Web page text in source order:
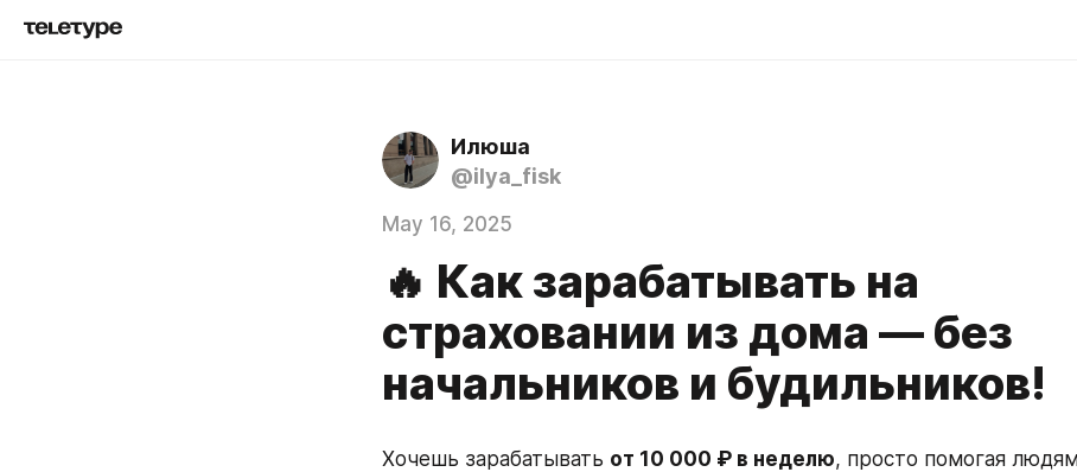
Илюша
@ilya_fisk
May 16, 2025
🔥 Как зарабатывать на
страховании из дома — без
начальников и будильников!
Хочешь зарабатывать от 10 000 ₽ в неделю, просто помогая